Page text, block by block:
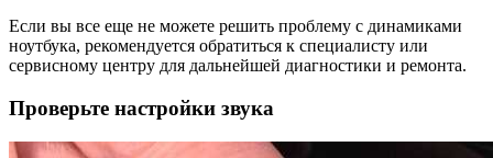
Если вы все еще не можете решить проблему с динамиками
ноутбука, рекомендуется обратиться к специалисту или
сервисному центру для дальнейшей диагностики и ремонта.
Проверьте настройки звука